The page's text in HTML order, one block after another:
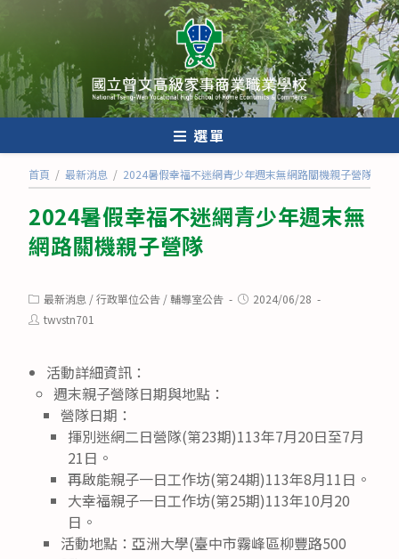
轉
至
主
要
內
選單
首頁 / 最新消息 / 2024暑假幸福不迷網青少年週末無網路關機親子營隊
2024暑假幸福不迷網青少年週末無
網路關機親子營隊
Post
category:
最新消息 /行政單位公告 /輔導室公告
Post2024/06/28
Posttwvstn701
活動詳細資訊：
週末親子營隊日期與地點：
營隊日期：
揮別迷網二日營隊(第23期)113年7月20日至7月
21日。
再啟能親子一日工作坊(第24期)113年8月11日。
大幸福親子一日工作坊(第25期)113年10月20
日。
活動地點：亞洲大學(臺中市霧峰區柳豐路500